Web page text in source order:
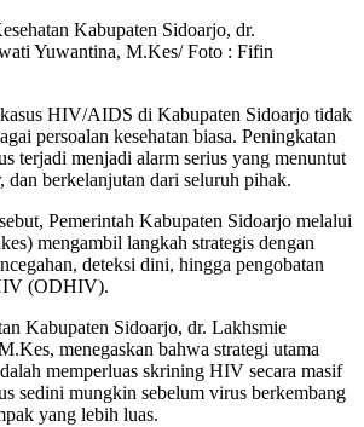
Kabupaten Sidoarjo, dr.
Yuwantina, M.Kes/ Foto : Fifin
HIV/AIDS di Kabupaten Sidoarjo tidak
persoalan kesehatan biasa. Peningkatan
terjadi menjadi alarm serius yang menuntut
dan berkelanjutan dari seluruh pihak.
Pemerintah Kabupaten Sidoarjo melalui
mengambil langkah strategis dengan
deteksi dini, hingga pengobatan
(ODHIV).
Kabupaten Sidoarjo, dr. Lakhsmie
menegaskan bahwa strategi utama
memperluas skrining HIV secara masif
sedini mungkin sebelum virus berkembang
yang lebih luas.